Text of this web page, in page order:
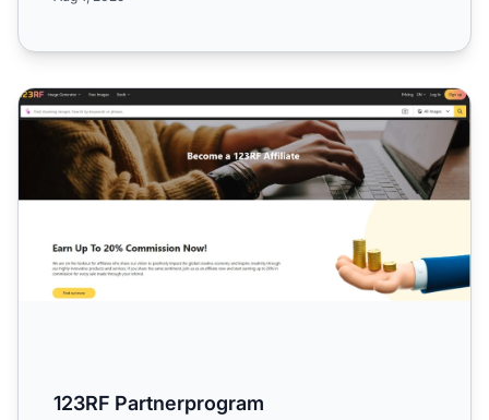
123RF Partnerprogram
123RF Partnerprogram